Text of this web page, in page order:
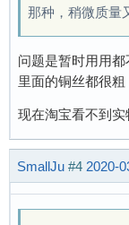
那种，稍微质量
问题是暂时用用
里面的铜丝都很粗
现在淘宝看不到实
SmallJu #4 2020-